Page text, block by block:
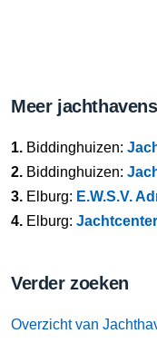
Meer
1. Biddinghuizen:
2. Biddinghuizen:
3. Elburg: E.W.S.V.
4. Elburg:
Verder zoeken
Overzicht van